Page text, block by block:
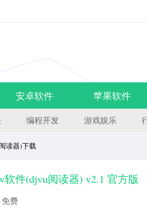
安卓软件 苹果软件
编程开发 游戏娱乐
读器)下载
软件(djvu阅读器) v2.1 官方版
费